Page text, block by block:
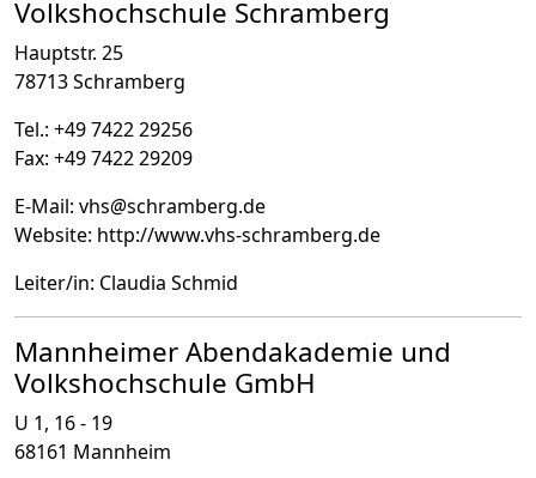
Volkshochschule Schramberg
Hauptstr. 25
78713 Schramberg
Tel.: +49 7422 29256
Fax: +49 7422 29209
E-Mail: vhs@schramberg.de
Website: http://www.vhs-schramberg.de
Leiter/in: Claudia Schmid
Mannheimer Abendakademie und
Volkshochschule GmbH
U 1, 16 - 19
68161 Mannheim